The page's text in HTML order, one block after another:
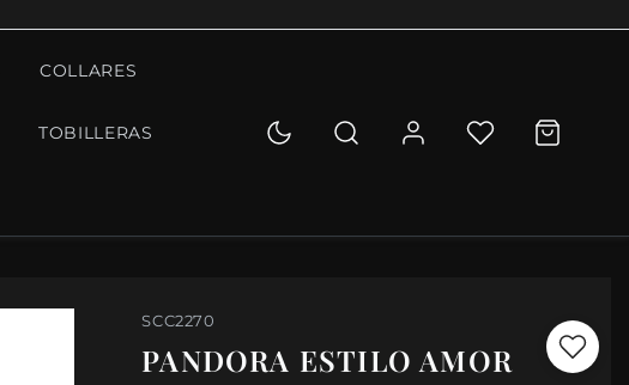
COLLARES
TOBILLERAS
SCC2270
PANDORA ESTILO AMOR